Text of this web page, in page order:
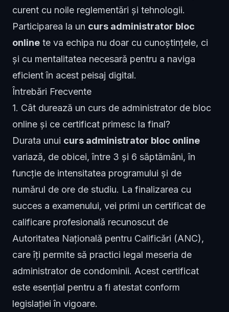
curent cu noile reglementări și tehnologii.
Participarea la un curs administrator bloc
online te va echipa nu doar cu cunoștințele, ci
și cu mentalitatea necesară pentru a naviga
eficient în acest peisaj digital.
Întrebări Frecvente
1. Cât durează un curs de administrator de bloc
online și ce certificat primesc la final?
Durata unui curs administrator bloc online
variază, de obicei, între 3 și 6 săptămâni, în
funcție de intensitatea programului și de
numărul de ore de studiu. La finalizarea cu
succes a examenului, vei primi un certificat de
calificare profesională recunoscut de
Autoritatea Națională pentru Calificări (ANC),
care îți permite să practici legal meseria de
administrator de condominii. Acest certificat
este esențial pentru a fi atestat conform
legislației în vigoare.